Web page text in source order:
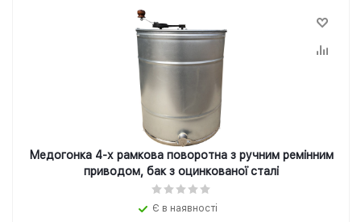
Медогонка 4-х рамкова поворотна з ручним ремінним
приводом, бак з оцинкованої сталі
Є в наявності